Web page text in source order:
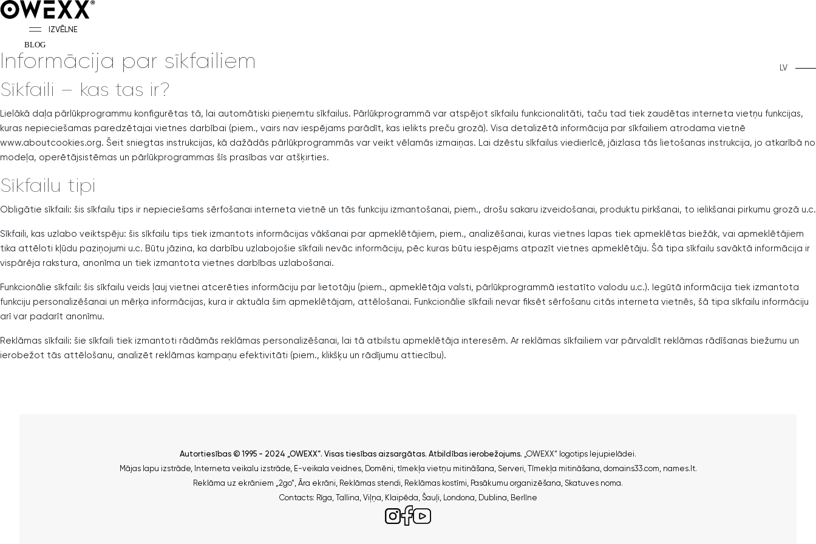
IZVĒLNE
BLOG
LV
Informācija par sīkfailiem
Sīkfaili – kas tas ir?
Lielākā daļa pārlūkprogrammu konfigurētas tā, lai automātiski pieņemtu sīkfailus. Pārlūkprogrammā var atspējot sīkfailu funkcionalitāti, taču tad tiek zaudētas interneta vietņu funkcijas,
kuras nepieciešamas paredzētajai vietnes darbībai (piem., vairs nav iespējams parādīt, kas ielikts preču grozā). Visa detalizētā informācija par sīkfailiem atrodama vietnē
www.aboutcookies.org. Šeit sniegtas instrukcijas, kā dažādās pārlūkprogrammās var veikt vēlamās izmaiņas. Lai dzēstu sīkfailus viedierīcē, jāizlasa tās lietošanas instrukcija, jo atkarībā no
modeļa, operētājsistēmas un pārlūkprogrammas šīs prasības var atšķirties.
Sīkfailu tipi
Obligātie sīkfaili: šis sīkfailu tips ir nepieciešams sērfošanai interneta vietnē un tās funkciju izmantošanai, piem., drošu sakaru izveidošanai, produktu pirkšanai, to ielikšanai pirkumu grozā u.c.
Sīkfaili, kas uzlabo veiktspēju: šis sīkfailu tips tiek izmantots informācijas vākšanai par apmeklētājiem, piem., analizēšanai, kuras vietnes lapas tiek apmeklētas biežāk, vai apmeklētājiem
tika attēloti kļūdu paziņojumi u.c. Būtu jāzina, ka darbību uzlabojošie sīkfaili nevāc informāciju, pēc kuras būtu iespējams atpazīt vietnes apmeklētāju. Šā tipa sīkfailu savāktā informācija ir
vispārēja rakstura, anonīma un tiek izmantota vietnes darbības uzlabošanai.
Funkcionālie sīkfaili: šis sīkfailu veids ļauj vietnei atcerēties informāciju par lietotāju (piem., apmeklētāja valsti, pārlūkprogrammā iestatīto valodu u.c.). Iegūtā informācija tiek izmantota
funkciju personalizēšanai un mērķa informācijas, kura ir aktuāla šim apmeklētājam, attēlošanai. Funkcionālie sīkfaili nevar fiksēt sērfošanu citās interneta vietnēs, šā tipa sīkfailu informāciju
arī var padarīt anonīmu.
Reklāmas sīkfaili: šie sīkfaili tiek izmantoti rādāmās reklāmas personalizēšanai, lai tā atbilstu apmeklētāja interesēm. Ar reklāmas sīkfailiem var pārvaldīt reklāmas rādīšanas biežumu un
ierobežot tās attēlošanu, analizēt reklāmas kampaņu efektivitāti (piem., klikšķu un rādījumu attiecību).
Autortiesības © 1995 - 2024 „OWEXX“. Visas tiesības aizsargātas. Atbildības ierobežojums. „OWEXX“ logotips lejupielādei.​
Mājas lapu izstrāde, Interneta veikalu izstrāde, E-veikala veidnes, Domēni, tīmekļa vietņu mitināšana Serveri Tīmekļa mitināšana domains33.com names.lt.
Reklāma uz ekrāniem „2go“ Āra ekrāni Reklāmas stendi Reklāmas kostīmi Pasākumu organizēšana Skatuves noma.
Contacts: Rīga Tallina Viļņa Klaipēda Šauļi Londona Dublina Berlīne